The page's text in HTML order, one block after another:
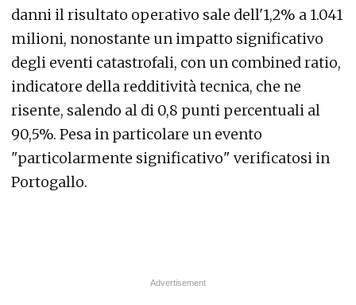
danni il risultato operativo sale dell'1,2% a 1.041
milioni, nonostante un impatto significativo
degli eventi catastrofali, con un combined ratio,
indicatore della redditività tecnica, che ne
risente, salendo al di 0,8 punti percentuali al
90,5%. Pesa in particolare un evento
"particolarmente significativo" verificatosi in
Portogallo.